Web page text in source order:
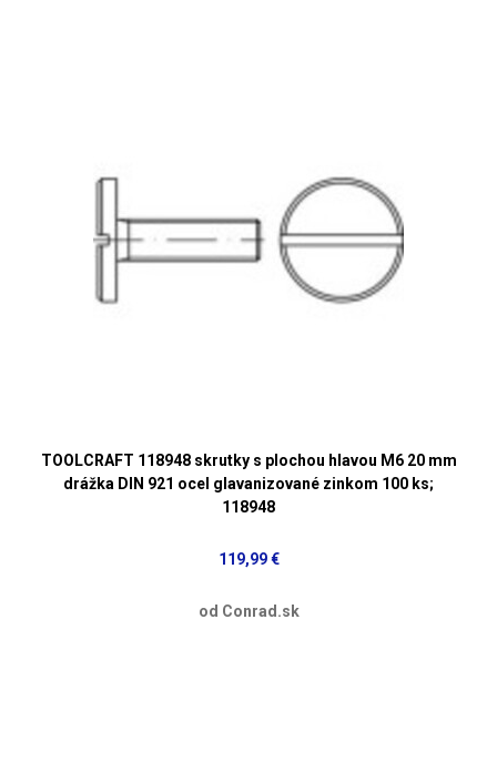
TOOLCRAFT 118948 skrutky s plochou hlavou M6 20 mm
drážka DIN 921 ocel glavanizované zinkom 100 ks;
118948
119,99 €
od Conrad.sk